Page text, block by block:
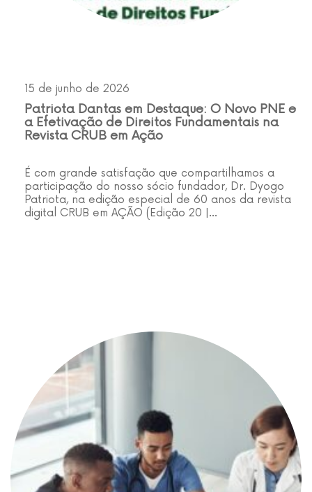
15 de junho de 2026
Patriota Dantas em Destaque: O Novo PNE e
a Efetivação de Direitos Fundamentais na
Revista CRUB em Ação
É com grande satisfação que compartilhamos a
participação do nosso sócio fundador, Dr. Dyogo
Patriota, na edição especial de 60 anos da revista
digital CRUB em AÇÃO (Edição 20 |…